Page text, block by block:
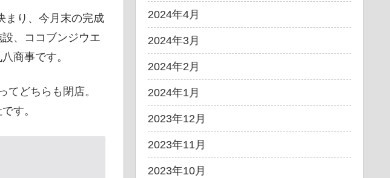
まり、今月末の完成
、ココブンジウエ
商事です。
どちらも閉店。
す。
2024年4月
2024年3月
2024年2月
2024年1月
2023年12月
2023年11月
2023年10月